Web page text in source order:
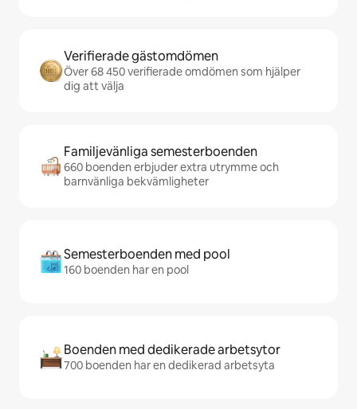
Verifierade gästomdömen
Över 68 450 verifierade omdömen som hjälper
dig att välja
Familjevänliga semesterboenden
660 boenden erbjuder extra utrymme och
barnvänliga bekvämligheter
Semesterboenden med pool
160 boenden har en pool
Boenden med dedikerade arbetsytor
700 boenden har en dedikerad arbetsyta